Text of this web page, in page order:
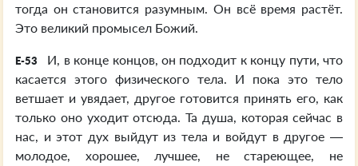
тогда он становится разумным. Он всё время растёт.
Это великий промысел Божий.
E-53
И, в конце концов, он подходит к концу пути, что
касается этого физического тела. И пока это тело
ветшает и увядает, другое готовится принять его, как
только оно уходит отсюда. Та душа, которая сейчас в
нас, и этот дух выйдут из тела и войдут в другое —
молодое, хорошее, лучшее, не стареющее, не